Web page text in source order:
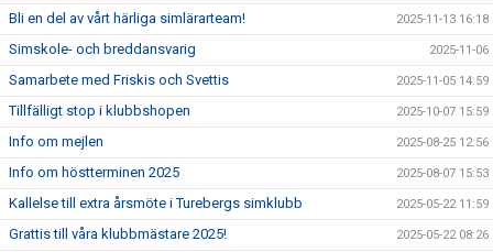
Bli en del av vårt härliga simlärarteam! 2025-11-13 16:18
Simskole- och breddansvarig 2025-11-06
Samarbete med Friskis och Svettis 2025-11-05 14:59
Tillfälligt stop i klubbshopen 2025-10-07 15:59
Info om mejlen 2025-08-25 12:56
Info om höstterminen 2025 2025-08-07 15:53
Kallelse till extra årsmöte i Turebergs simklubb 2025-05-22 11:59
Grattis till våra klubbmästare 2025! 2025-05-22 08:26